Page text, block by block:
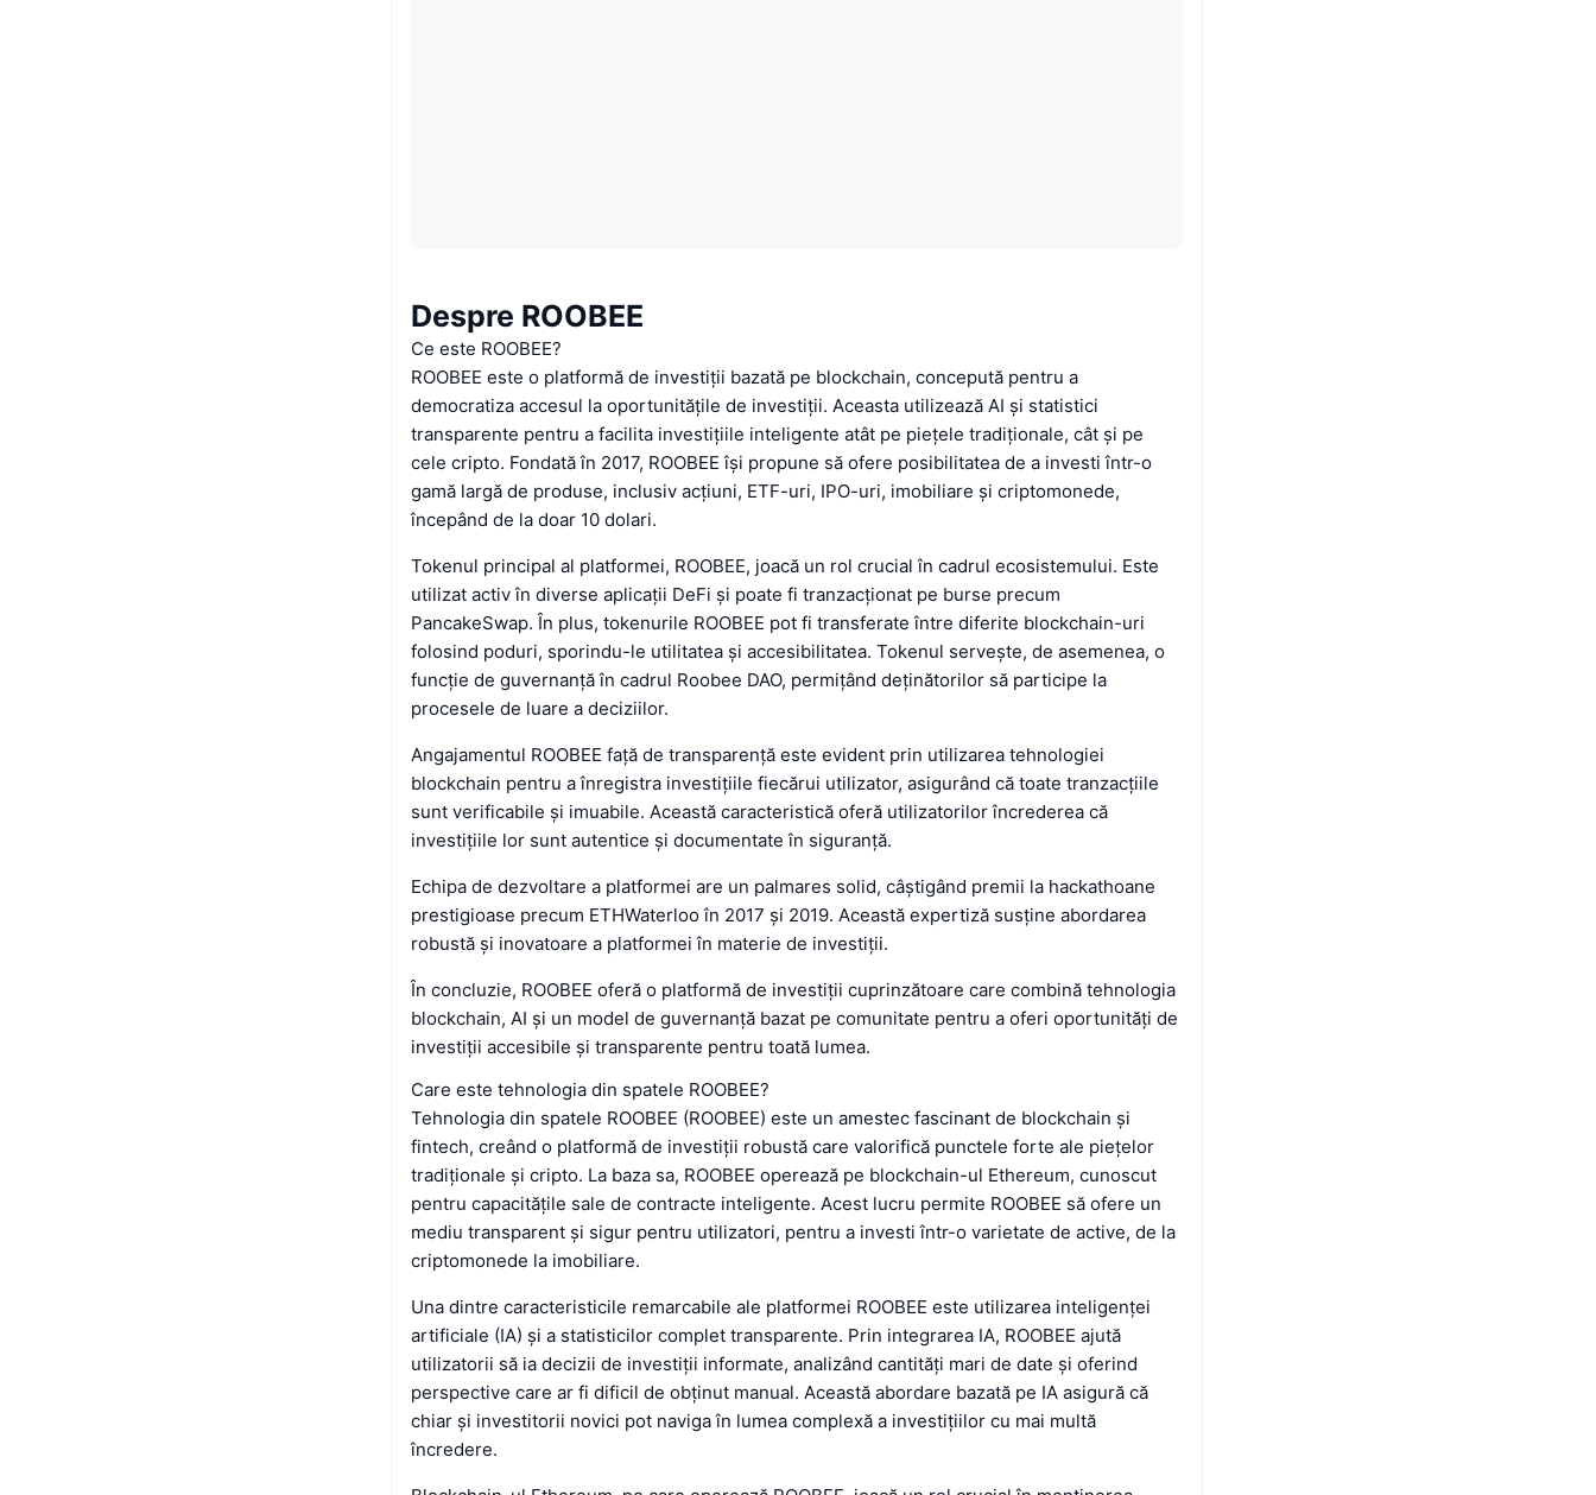
Despre ROOBEE
Ce este ROOBEE?
ROOBEE este o platformă de investiții bazată pe blockchain, concepută pentru a
democratiza accesul la oportunitățile de investiții. Aceasta utilizează AI și statistici
transparente pentru a facilita investițiile inteligente atât pe piețele tradiționale, cât și pe
cele cripto. Fondată în 2017, ROOBEE își propune să ofere posibilitatea de a investi într-o
gamă largă de produse, inclusiv acțiuni, ETF-uri, IPO-uri, imobiliare și criptomonede,
începând de la doar 10 dolari.
Tokenul principal al platformei, ROOBEE, joacă un rol crucial în cadrul ecosistemului. Este
utilizat activ în diverse aplicații DeFi și poate fi tranzacționat pe burse precum
PancakeSwap. În plus, tokenurile ROOBEE pot fi transferate între diferite blockchain-uri
folosind poduri, sporindu-le utilitatea și accesibilitatea. Tokenul servește, de asemenea, o
funcție de guvernanță în cadrul Roobee DAO, permițând deținătorilor să participe la
procesele de luare a deciziilor.
Angajamentul ROOBEE față de transparență este evident prin utilizarea tehnologiei
blockchain pentru a înregistra investițiile fiecărui utilizator, asigurând că toate tranzacțiile
sunt verificabile și imuabile. Această caracteristică oferă utilizatorilor încrederea că
investițiile lor sunt autentice și documentate în siguranță.
Echipa de dezvoltare a platformei are un palmares solid, câștigând premii la hackathoane
prestigioase precum ETHWaterloo în 2017 și 2019. Această expertiză susține abordarea
robustă și inovatoare a platformei în materie de investiții.
În concluzie, ROOBEE oferă o platformă de investiții cuprinzătoare care combină tehnologia
blockchain, AI și un model de guvernanță bazat pe comunitate pentru a oferi oportunități de
investiții accesibile și transparente pentru toată lumea.
Care este tehnologia din spatele ROOBEE?
Tehnologia din spatele ROOBEE (ROOBEE) este un amestec fascinant de blockchain și
fintech, creând o platformă de investiții robustă care valorifică punctele forte ale piețelor
tradiționale și cripto. La baza sa, ROOBEE operează pe blockchain-ul Ethereum, cunoscut
pentru capacitățile sale de contracte inteligente. Acest lucru permite ROOBEE să ofere un
mediu transparent și sigur pentru utilizatori, pentru a investi într-o varietate de active, de la
criptomonede la imobiliare.
Una dintre caracteristicile remarcabile ale platformei ROOBEE este utilizarea inteligenței
artificiale (IA) și a statisticilor complet transparente. Prin integrarea IA, ROOBEE ajută
utilizatorii să ia decizii de investiții informate, analizând cantități mari de date și oferind
perspective care ar fi dificil de obținut manual. Această abordare bazată pe IA asigură că
chiar și investitorii novici pot naviga în lumea complexă a investițiilor cu mai multă
încredere.